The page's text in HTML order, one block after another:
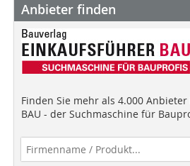
Anbieter finden
Finden Sie mehr als 4.000 Anbieter
BAU - der Suchmaschine für